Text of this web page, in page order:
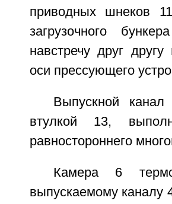
приводных шнеков
загрузочного
навстречу друг
оси прессующего
Выпускной
втулкой 13,
равностороннего
Камера 6
выпускаемому каналу